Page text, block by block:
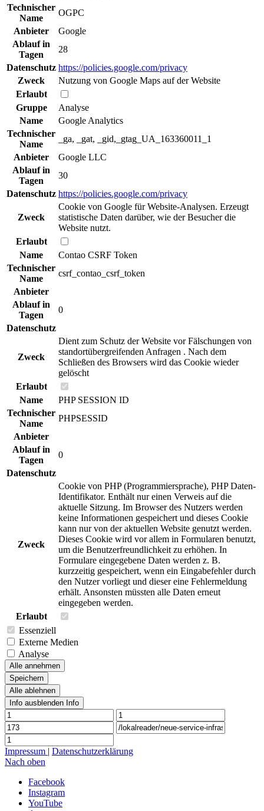
Technischer
Name
OGPC
Anbieter
Google
Ablauf in
Tagen
28
Datenschutz https://policies.google.com/privacy
Zweck
Nutzung von Google Maps auf der Website
Erlaubt
Gruppe
Analyse
Name
Google Analytics
Technischer
Name
_ga, _gat, _gid,_gtag_UA_163360011_1
Anbieter
Google LLC
Ablauf in
Tagen
30
Datenschutz https://policies.google.com/privacy
Zweck
Cookie von Google für Website-Analysen. Erzeugt
statistische Daten darüber, wie der Besucher die
Website nutzt.
Erlaubt
Name
Contao CSRF Token
Technischer
Name
csrf_contao_csrf_token
Anbieter
Ablauf in
Tagen
0
Datenschutz
Zweck
Dient zum Schutz der Website vor Fälschungen von
standortübergreifenden Anfragen . Nach dem
Schließen des Browsers wird das Cookie wieder
gelöscht
Erlaubt
Name
PHP SESSION ID
Technischer
Name
PHPSESSID
Anbieter
Ablauf in
Tagen
0
Datenschutz
Zweck
Cookie von PHP (Programmiersprache), PHP Daten-
Identifikator. Enthält nur einen Verweis auf die
aktuelle Sitzung. Im Browser des Nutzers werden
keine Informationen gespeichert und dieses Cookie
kann nur von der aktuellen Website genutzt werden.
Dieses Cookie wird vor allem in Formularen benutzt,
um die Benutzerfreundlichkeit zu erhöhen. In
Formulare eingegebene Daten werden z. B.
kurzzeitig gespeichert, wenn ein Eingabefehler durch
den Nutzer vorliegt und dieser eine Fehlermeldung
erhält. Ansonsten müssten alle Daten erneut
eingegeben werden.
Erlaubt
Essenziell
Externe Medien
Analyse
Alle annehmen
Speichern
Alle ablehnen
Info ausblenden Info
Impressum | Datenschutzerklärung
Nach oben
Facebook
Instagram
YouTube